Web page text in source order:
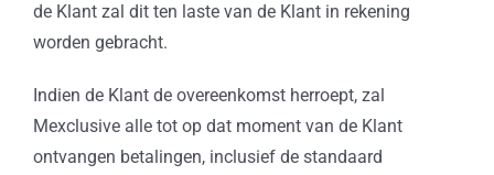
de Klant zal dit ten laste van de Klant in rekening
worden gebracht.
Indien de Klant de overeenkomst herroept, zal
Mexclusive alle tot op dat moment van de Klant
ontvangen betalingen, inclusief de standaard